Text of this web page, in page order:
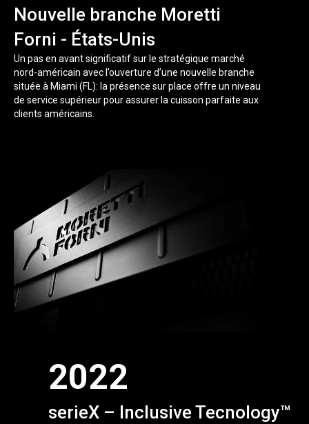
Nouvelle branche Moretti
Forni - États-Unis
Un pas en avant significatif sur le stratégique marché
nord-américain avec l’ouverture d’une nouvelle branche
située à Miami (FL): la présence sur place offre un niveau
de service supérieur pour assurer la cuisson parfaite aux
clients américains.
2022
serieX – Inclusive Tecnology™